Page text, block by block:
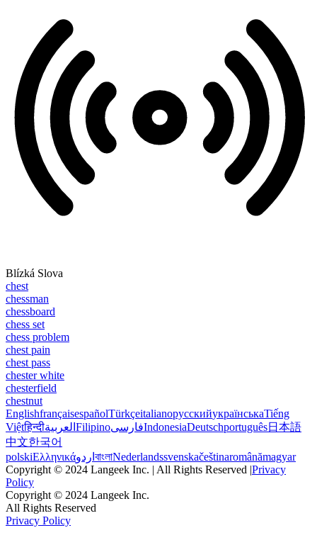
Blízká Slova
chest
chessman
chessboard
chess set
chess problem
chest pain
chest pass
chester white
chesterfield
chestnut
EnglishfrançaisespañolTürkçeitalianoрусскийукраїнськаTiếng
Việtहिन्दीالعربية FilipinoفارسیIndonesiaDeutschportuguês日本語
中文한국어
polskiΕλληνικάاردو বাংলাNederlandssvenskačeštinaromânămagyar
Copyright © 2024 Langeek Inc. | All Rights Reserved |Privacy
Policy
Copyright © 2024 Langeek Inc.
All Rights Reserved
Privacy Policy